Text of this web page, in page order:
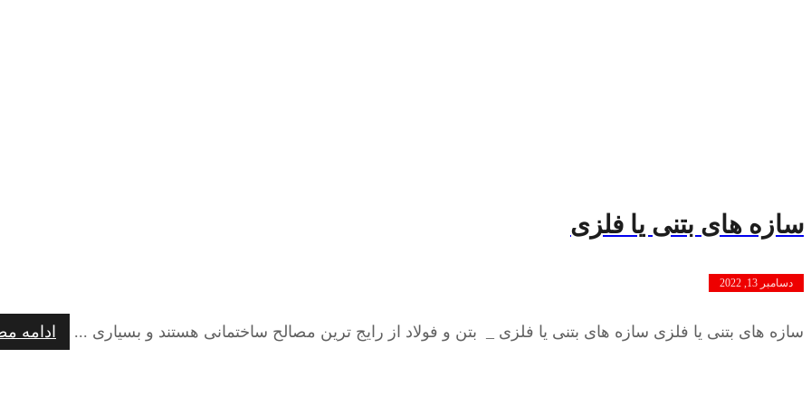
سازه های بتنی یا فلزی
دسامبر 13, 2022
سازه های بتنی یا فلزی سازه های بتنی یا فلزی _ بتن و فولاد از رایج ترین مصالح ساختمانی هستند و بسیاری ... ادامه